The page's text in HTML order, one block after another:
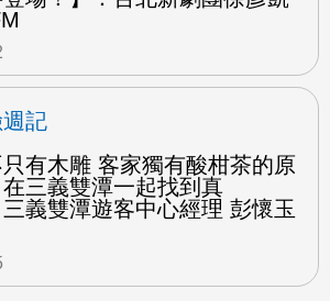
記
只有木雕 客家獨有酸柑茶的原
三義雙潭一起找到真
義雙潭遊客中心經理 彭懷玉